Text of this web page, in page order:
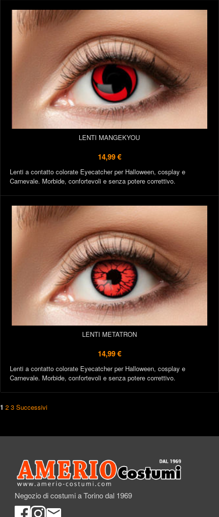
LENTI MANGEKYOU
14,99 €
Lenti a contatto colorate Eyecatcher per Halloween, cosplay e
Carnevale. Morbide, confortevoli e senza potere correttivo.
LENTI METATRON
14,99 €
Lenti a contatto colorate Eyecatcher per Halloween, cosplay e
Carnevale. Morbide, confortevoli e senza potere correttivo.
1 2 3 Successivi
Negozio di costumi a Torino dal 1969